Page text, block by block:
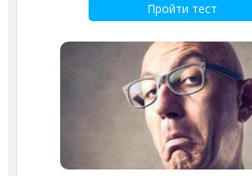
Пройти тест